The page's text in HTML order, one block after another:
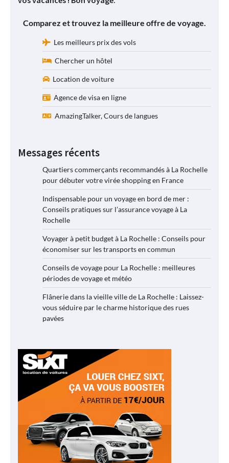
Comparez et trouvez la meilleure offre de voyage.
Les meilleurs prix des vols
Chercher un hôtel
Location de voiture
Agence de visa en ligne
AmazingTalker, Cours de langues
Messages récents
Quartiers commerçants recommandés à La Rochelle
pour débuter votre virée shopping en France
Indispensable pour un voyage en bord de mer :
Conseils pratiques sur l’assurance voyage à La
Rochelle
Voyager à petit budget à La Rochelle : Conseils pour
économiser sur les transports en commun
Conseils de voyage pour La Rochelle : meilleures
périodes de voyage et météo
Flânerie dans la vieille ville de La Rochelle : Laissez-
vous séduire par le charme historique des rues
pavées